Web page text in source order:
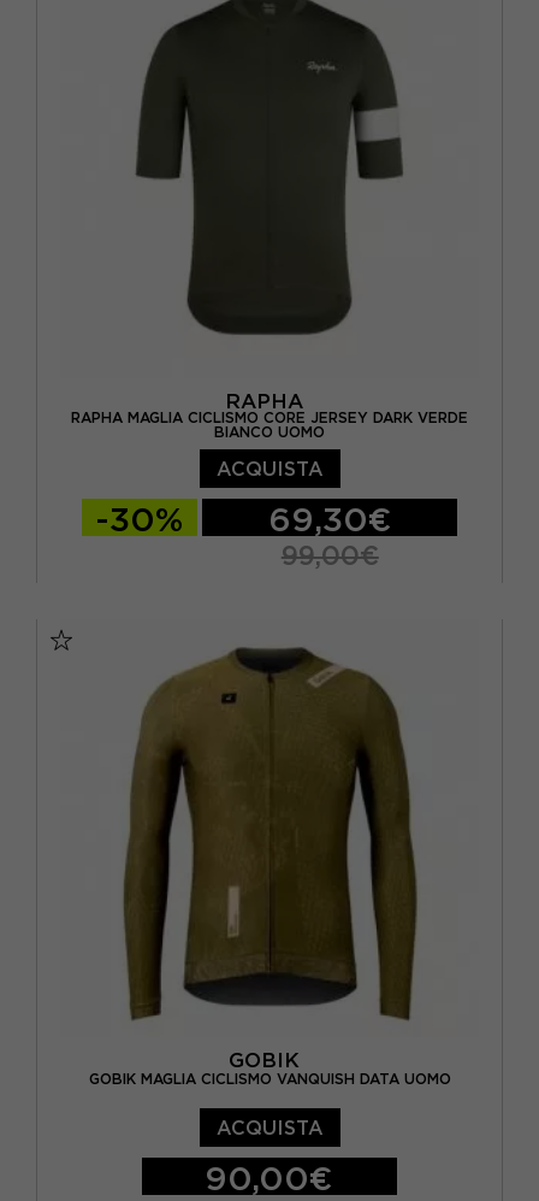
RAPHA
RAPHA MAGLIA CICLISMO CORE JERSEY DARK VERDE
BIANCO UOMO
ACQUISTA
-30% 69,30€
99,00€
GOBIK
GOBIK MAGLIA CICLISMO VANQUISH DATA UOMO
ACQUISTA
90,00€